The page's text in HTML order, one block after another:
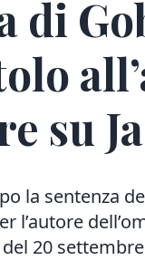
di
su
la sentenza
l’autore
20